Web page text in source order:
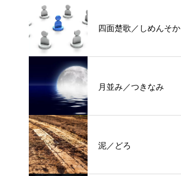
四面楚歌／しめんそか
月並み／つきなみ
泥／どろ